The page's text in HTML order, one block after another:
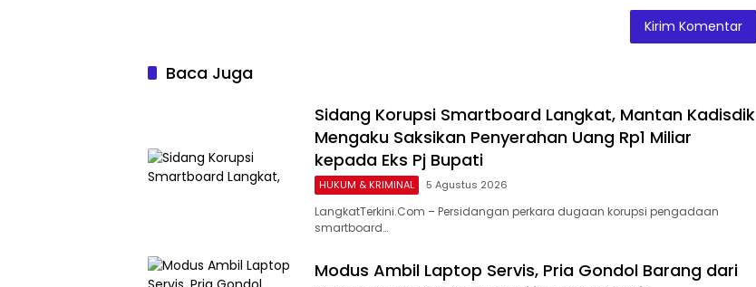
Baca Juga
Sidang Korupsi Smartboard Langkat, Mantan Kadisdik
Mengaku Saksikan Penyerahan Uang Rp1 Miliar
kepada Eks Pj Bupati
HUKUM & KRIMINAL 5 Agustus 2026
LangkatTerkini.Com – Persidangan perkara dugaan korupsi pengadaan
smartboard…
Modus Ambil Laptop Servis, Pria Gondol Barang dari